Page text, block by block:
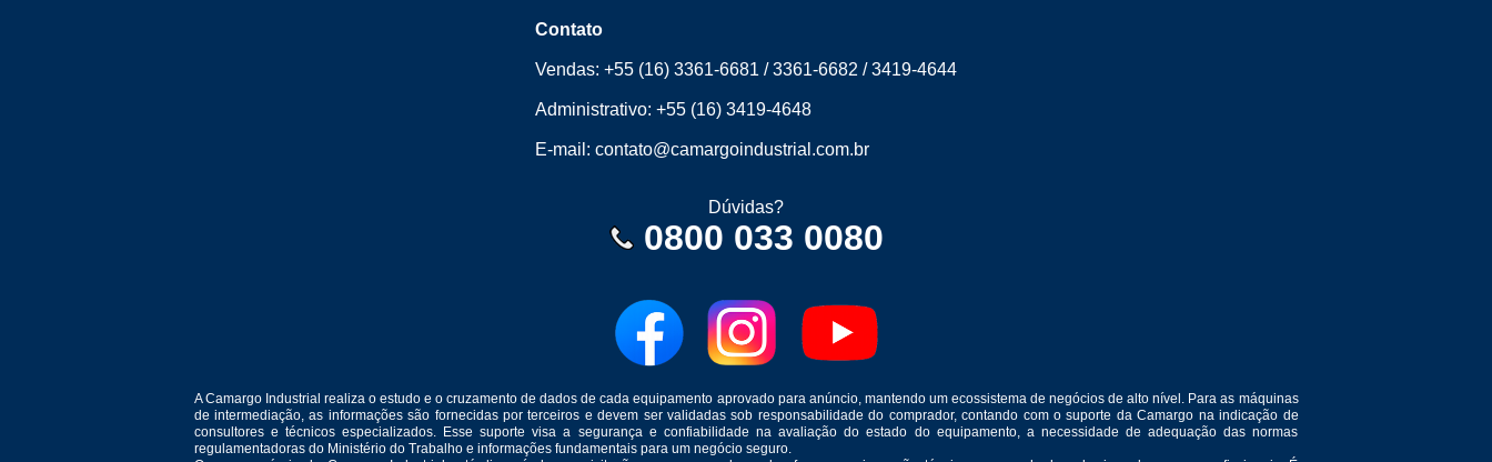
Contato
Vendas: +55 (16) 3361-6681 /3361-6682 /3419-4644
Administrativo: +55 (16) 3419-4648
E-mail: contato@camargoindustrial.com.br
Dúvidas?
0800 033 0080
A Camargo Industrial realiza o estudo e o cruzamento de dados de cada equipamento aprovado para anúncio, mantendo um ecossistema de negócios de alto nível. Para as máquinas
de intermediação, as informações são fornecidas por terceiros e devem ser validadas sob responsabilidade do comprador, contando com o suporte da Camargo na indicação de
consultores e técnicos especializados. Esse suporte visa a segurança e confiabilidade na avaliação do estado do equipamento, a necessidade de adequação das normas
regulamentadoras do Ministério do Trabalho e informações fundamentais para um negócio seguro.